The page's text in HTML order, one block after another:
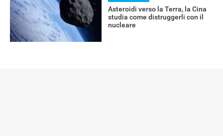
Asteroidi verso la Terra, la Cina
studia come distruggerli con il
nucleare